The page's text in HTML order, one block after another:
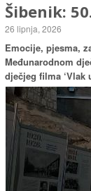
Šibenik:
26 lipnja, 2026
Emocije, pjesma,
Međunarodnom
dječjeg filma ‘Vlak